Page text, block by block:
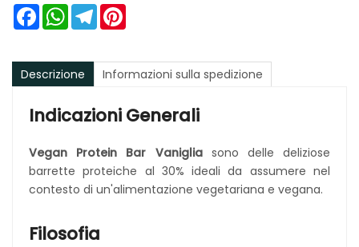
FacebookWhatsAppTelegram
Descrizione Informazioni sulla spedizione
Indicazioni Generali
Vegan Protein Bar Vaniglia sono delle deliziose
barrette proteiche al 30% ideali da assumere nel
contesto di un'alimentazione vegetariana e vegana.
Filosofia